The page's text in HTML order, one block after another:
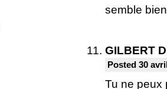
semble
GILBERT
Posted 30
Tu ne peux